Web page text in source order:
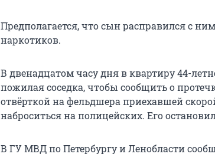
Предполагается, что сын расправился с
наркотиков.
В двенадцатом часу дня в квартиру 44-
пожилая соседка, чтобы сообщить о
отвёрткой на фельдшера приехавшей
наброситься на полицейских. Его
В ГУ МВД по Петербургу и Ленобласти